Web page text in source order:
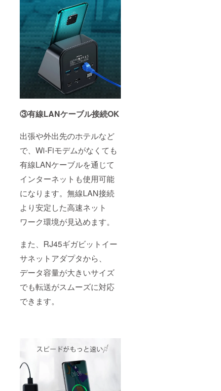
③有線LANケーブル接続OK
出張や外出先のホテルなど
で、Wi-Fiモデムがなくても
有線LANケーブルを通じて
インターネットも使用可能
になります。無線LAN接続
より安定した高速ネット
ワーク環境が見込めます。
また、RJ45ギガビットイー
サネットアダプタから、
データ容量が大きいサイズ
でも転送がスムーズに対応
できます。